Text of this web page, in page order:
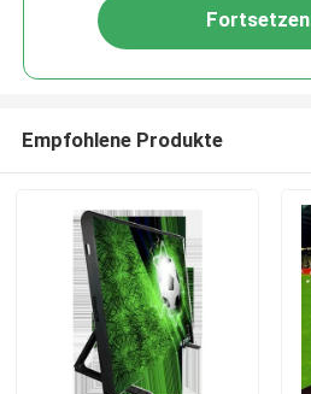
Fortsetzen
Empfohlene Produkte